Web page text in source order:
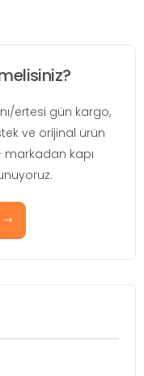
ertesi gün kargo,
ve orijinal ürün
markadan kapı